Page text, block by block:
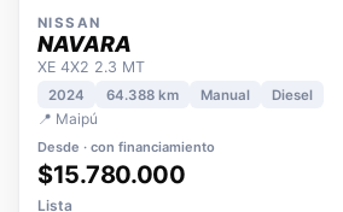
NISSAN
NAVARA
XE 4X2 2.3 MT
2024
📍 Maipú
Desde · con financiamiento
$15.780.000